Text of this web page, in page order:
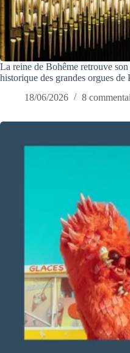
La reine de Bohême retrouve
historique des grandes orgues de
18/06/2026
8